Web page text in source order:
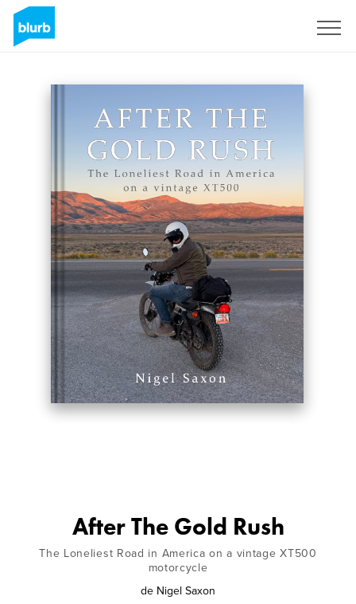
After The Gold Rush
The Loneliest Road in America on a vintage XT500
motorcycle
de Nigel Saxon